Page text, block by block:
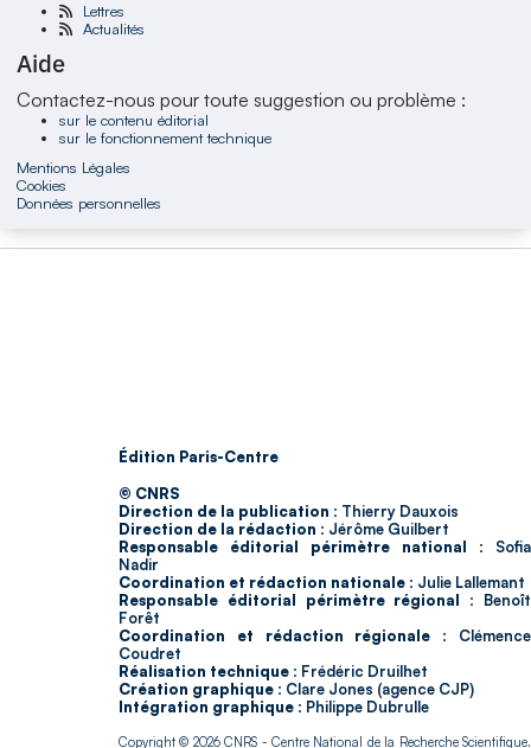
Lettres
Actualités
Aide
Contactez-nous pour toute suggestion ou problème :
sur le contenu éditorial
sur le fonctionnement technique
Mentions Légales
Cookies
Données personnelles
Édition Paris-Centre
© CNRS
Direction de la publication : Thierry Dauxois
Direction de la rédaction : Jérôme Guilbert
Responsable éditorial périmètre national : Sofia
Nadir
Coordination et rédaction nationale : Julie Lallemant
Responsable éditorial périmètre régional : Benoît
Forêt
Coordination et rédaction régionale : Clémence
Coudret
Réalisation technique : Frédéric Druilhet
Création graphique : Clare Jones (agence CJP)
Intégration graphique : Philippe Dubrulle
Copyright © 2026CNRS - Centre National de la Recherche Scientifique.